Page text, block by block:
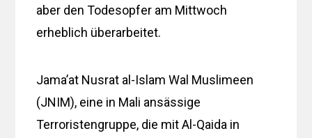
aber den Todesopfer am Mittwoch
erheblich überarbeitet.
Jama’at Nusrat al-Islam Wal Muslimeen
(JNIM), eine in Mali ansässige
Terroristengruppe, die mit Al-Qaida in